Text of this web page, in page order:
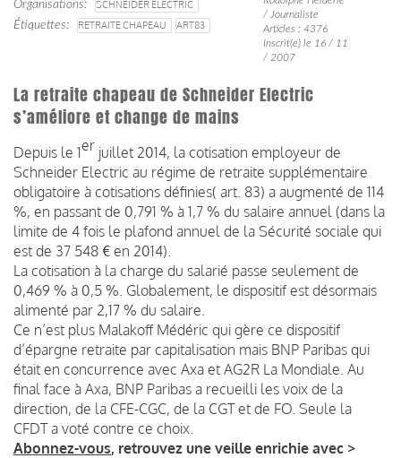
Organisations
SCHNEIDER ELECTRIC
Étiquettes
RETRAITE CHAPEAU ART83
/ Journaliste
Articles : 4376
Inscrit(e) le 16 / 11
/ 2007
La retraite chapeau de Schneider Electric
s’améliore et change de mains
Depuis le 1er juillet 2014, la cotisation employeur de
Schneider Electric au régime de retraite supplémentaire
obligatoire à cotisations définies( art. 83) a augmenté de 114
%, en passant de 0,791 % à 1,7 % du salaire annuel (dans la
limite de 4 fois le plafond annuel de la Sécurité sociale qui
est de 37 548 € en 2014).
La cotisation à la charge du salarié passe seulement de
0,469 % à 0,5 %. Globalement, le dispositif est désormais
alimenté par 2,17 % du salaire.
Ce n’est plus Malakoff Médéric qui gère ce dispositif
d’épargne retraite par capitalisation mais BNP Paribas qui
était en concurrence avec Axa et AG2R La Mondiale. Au
final face à Axa, BNP Paribas a recueilli les voix de la
direction, de la CFE-CGC, de la CGT et de FO. Seule la
CFDT a voté contre ce choix.
Abonnez-vous, retrouvez une veille enrichie avec >